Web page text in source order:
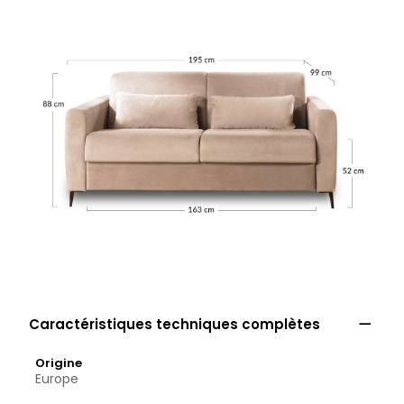
Caractéristiques techniques complètes 
Origine
Europe